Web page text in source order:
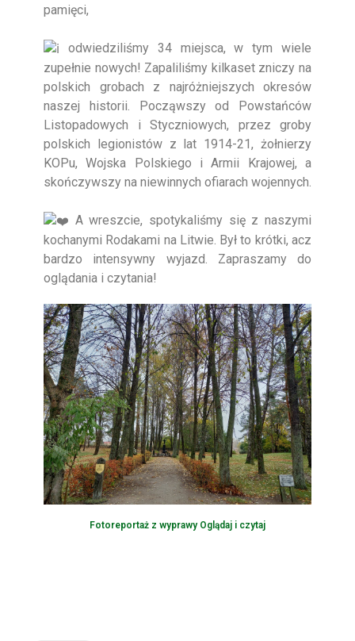
pamięci,
odwiedziliśmy 34 miejsca, w tym wiele
zupełnie nowych! Zapaliliśmy kilkaset zniczy na
polskich grobach z najróżniejszych okresów
naszej historii. Począwszy od Powstańców
Listopadowych i Styczniowych, przez groby
polskich legionistów z lat 1914-21, żołnierzy
KOPu, Wojska Polskiego i Armii Krajowej, a
skończywszy na niewinnych ofiarach wojennych.
A wreszcie, spotykaliśmy się z naszymi
kochanymi Rodakami na Litwie. Był to krótki, acz
bardzo intensywny wyjazd. Zapraszamy do
oglądania i czytania!
Fotoreportaż z wyprawy Oglądaj i czytaj